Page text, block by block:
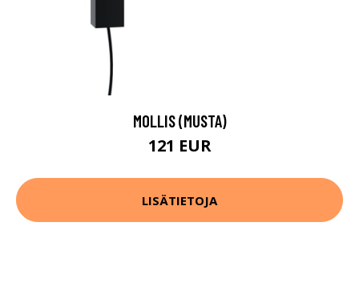
MOLLIS (MUSTA)
121 EUR
LISÄTIETOJA